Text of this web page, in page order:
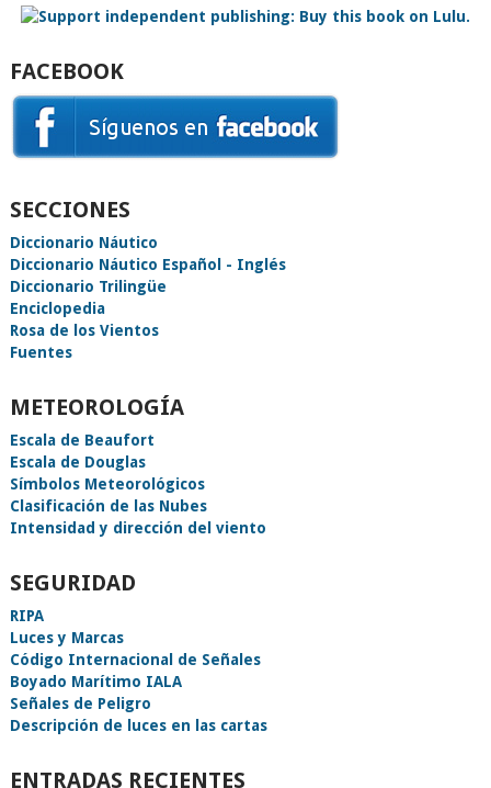
FACEBOOK
SECCIONES
Diccionario Náutico
Diccionario Náutico Español - Inglés
Diccionario Trilingüe
Enciclopedia
Rosa de los Vientos
Fuentes
METEOROLOGÍA
Escala de Beaufort
Escala de Douglas
Símbolos Meteorológicos
Clasificación de las Nubes
Intensidad y dirección del viento
SEGURIDAD
RIPA
Luces y Marcas
Código Internacional de Señales
Boyado Marítimo IALA
Señales de Peligro
Descripción de luces en las cartas
ENTRADAS RECIENTES